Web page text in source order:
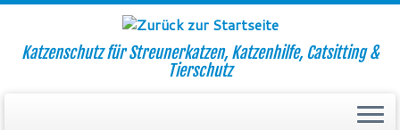
Katzenschutz für Streunerkatzen, Katzenhilfe, Catsitting &
Tierschutz